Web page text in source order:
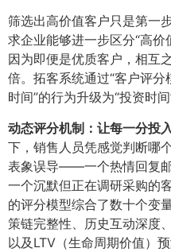
筛选出高价值客户只是第一
求企业能够进一步区分“高
因为即便是优质客户，相互
倍。拓客系统通过“客户评分
时间”的行为升级为“投资时间
动态评分机制：让每一分投
下，销售人员凭感觉判断哪
表象误导——一个热情回复
一个沉默但正在调研采购的
的评分模型综合了数十个变
策链完整性、历史互动深度
以及LTV（生命周期价值）